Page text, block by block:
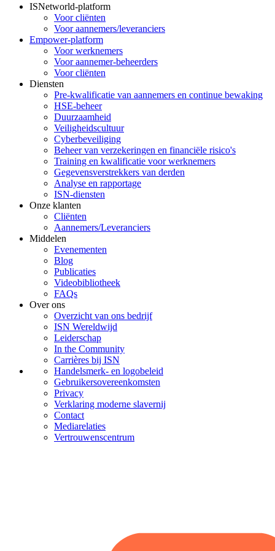
ISNetworld-platform
Voor cliënten
Voor aannemers/leveranciers
Empower-platform
Voor werknemers
Voor aannemer-beheerders
Voor cliënten
Diensten
Pre-kwalificatie van aannemers en continue bewaking
HSE-beheer
Duurzaamheid
Veiligheidscultuur
Cyberbeveiliging
Beheer van verzekeringen en financiële risico's
Training en kwalificatie voor werknemers
Gegevensverstrekkers van derden
Analyse en rapportage
ISN-diensten
Onze klanten
Cliënten
Aannemers/Leveranciers
Middelen
Evenementen
Blog
Publicaties
Videobibliotheek
FAQs
Over ons
Overzicht van ons bedrijf
ISN Wereldwijd
Leiderschap
In the Community
Carrières bij ISN
Handelsmerk- en logobeleid
Gebruikersovereenkomsten
Privacy
Verklaring moderne slavernij
Contact
Mediarelaties
Vertrouwenscentrum